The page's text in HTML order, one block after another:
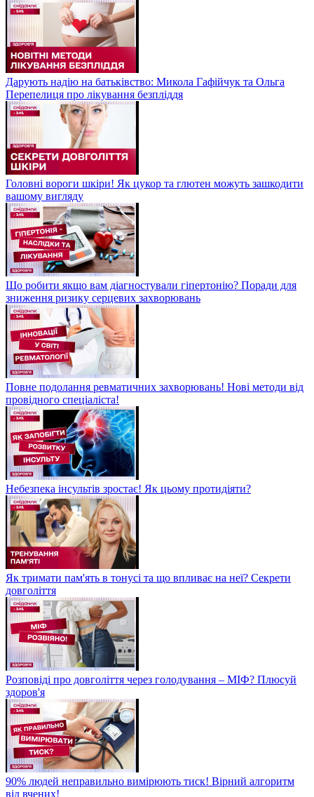
Дарують надію на батьківство: Микола Гафійчук та Ольга
Перепелиця про лікування безпліддя
Головні вороги шкіри! Як цукор та глютен можуть зашкодити
вашому вигляду
Що робити якщо вам діагностували гіпертонію? Поради для
зниження ризику серцевих захворювань
Повне подолання ревматичних захворювань! Нові методи від
провідного спеціаліста!
Небезпека інсультів зростає! Як цьому протидіяти?
Як тримати пам'ять в тонусі та що впливає на неї? Секрети
довголіття
Розповіді про довголіття через голодування – МІФ? Плюсуй
здоров'я
90% людей неправильно вимірюють тиск! Вірний алгоритм
від вчених!